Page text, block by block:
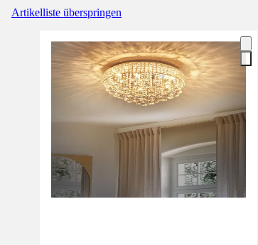
Artikelliste überspringen